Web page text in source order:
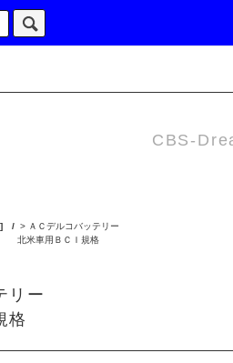
CBS-
] / > ＡＣデルコバッテリー
北米車用ＢＣＩ規格
リー
格